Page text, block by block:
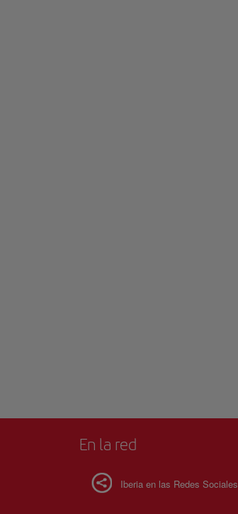
En la red
Iberia en las Redes Sociales